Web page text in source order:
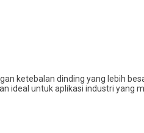
ketebalan dinding yang lebih
ideal untuk aplikasi industri yang